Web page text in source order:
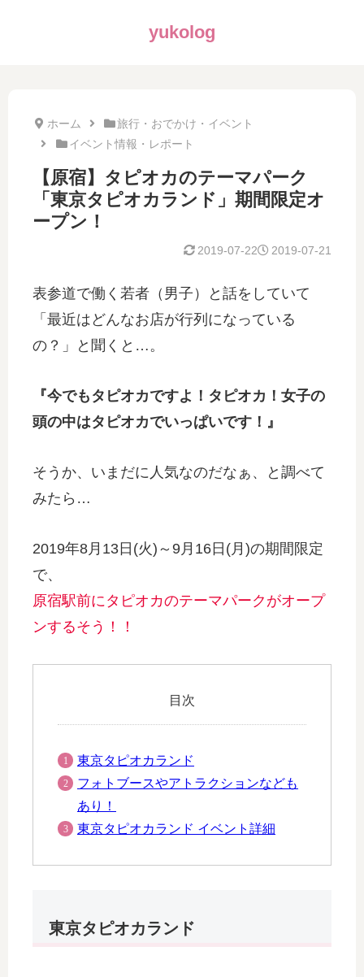
yukolog
ホーム
旅行・おでかけ・イベント
イベント情報・レポート
【原宿】タピオカのテーマパーク
「東京タピオカランド」期間限定オ
ープン！
2019-07-21
2019-07-22
表参道で働く若者（男子）と話をしていて
「最近はどんなお店が行列になっている
の？」と聞くと…。
『今でもタピオカですよ！タピオカ！女子の
頭の中はタピオカでいっぱいです！』
そうか、いまだに人気なのだなぁ、と調べて
みたら…
2019年8月13日(火)～9月16日(月)の期間限定
で、
原宿駅前にタピオカのテーマパークがオープ
ンするそう！！
目次
東京タピオカランド
フォトブースやアトラクションなども
あり！
東京タピオカランド イベント詳細
東京タピオカランド